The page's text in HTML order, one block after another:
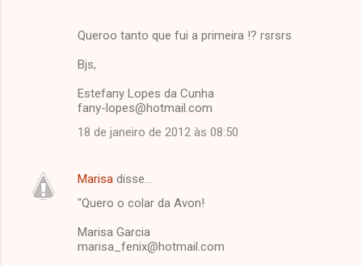
Queroo tanto que fui a primeira !? rsrsrs
Bjs,
Estefany Lopes da Cunha
fany-lopes@hotmail.com
18 de janeiro de 2012 às 08:50
Marisa disse…
"Quero o colar da Avon!
Marisa Garcia
marisa_fenix@hotmail.com